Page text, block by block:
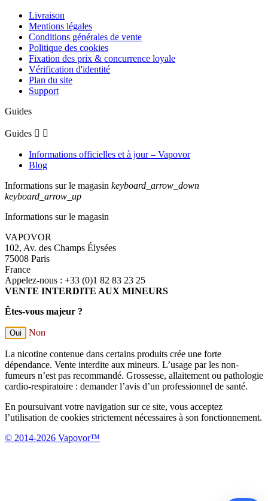
Livraison
Mentions légales
Conditions générales de vente
Politique des cookies
Fixation des prix & concurrence loyale
Vérification d'identité
Plan du site
Support
Guides
Guides  
Informations officielles et à jour – Vapovor
Blog
Informations sur le magasin keyboard_arrow_down
keyboard_arrow_up
Informations sur le magasin
VAPOVOR
102, Av. des Champs Élysées
75008 Paris
France
Appelez-nous : +33 (0)1 82 83 23 25
VENTE INTERDITE AUX MINEURS
Êtes-vous majeur ?
Oui Non
La nicotine contenue dans certains produits crée une forte
dépendance. Vente interdite aux mineurs. L’usage par les non-
fumeurs n’est pas recommandé. Grossesse, allaitement ou pathologie
cardio-respiratoire : demander l’avis d’un professionnel de santé.
En poursuivant votre navigation sur ce site, vous acceptez
l’utilisation de cookies strictement nécessaires à son fonctionnement.
© 2014-2026 Vapovor™